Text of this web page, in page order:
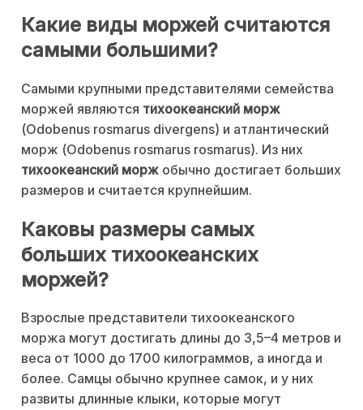
Какие виды моржей считаются
самыми большими?
Самыми крупными представителями семейства
моржей являются тихоокеанский морж
(Odobenus rosmarus divergens) и атлантический
морж (Odobenus rosmarus rosmarus). Из них
тихоокеанский морж обычно достигает больших
размеров и считается крупнейшим.
Каковы размеры самых
больших тихоокеанских
моржей?
Взрослые представители тихоокеанского
моржа могут достигать длины до 3,5–4 метров и
веса от 1000 до 1700 килограммов, а иногда и
более. Самцы обычно крупнее самок, и у них
развиты длинные клыки, которые могут